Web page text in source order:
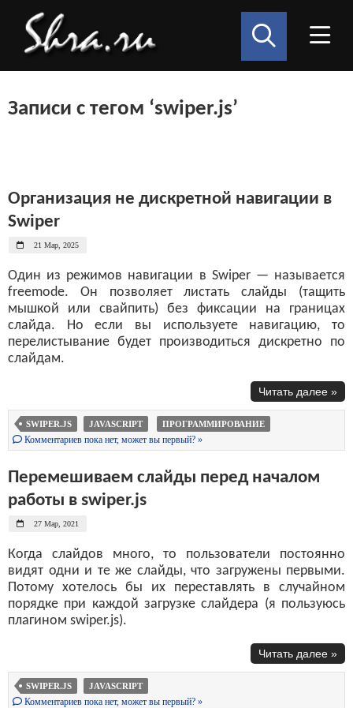
Записи с тегом ‘swiper.js’
Организация не дискретной навигации в
Swiper
21 Мар, 2025
Один из режимов навигации в Swiper — называется
freemode. Он позволяет листать слайды (тащить
мышкой или свайпить) без фиксации на границах
слайда. Но если вы используете навигацию, то
перелистывание будет производиться дискретно по
слайдам.
Читать далее »
SWIPER.JS JAVASCRIPT ПРОГРАММИРОВАНИЕ
Комментариев пока нет, может вы первый? »
Перемешиваем слайды перед началом
работы в swiper.js
27 Мар, 2021
Когда слайдов много, то пользователи постоянно
видят одни и те же слайды, что загружены первыми.
Потому хотелось бы их переставлять в случайном
порядке при каждой загрузке слайдера (я пользуюсь
плагином swiper.js).
Читать далее »
SWIPER.JS JAVASCRIPT
Комментариев пока нет, может вы первый? »